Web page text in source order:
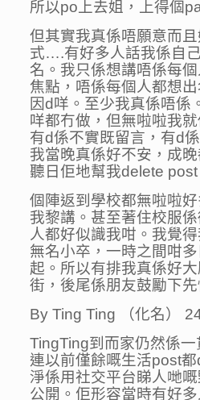
所以po上去姐，上得個
但其實我真係唔願意而
式….有好多人話我係自
名。我只係想講唔係每
焦點，唔係每個人都想
因d咩。至少我真係唔係
咩都冇做，但無啦啦我就
有d係不實既留言，有d
我當晚真係好不安，成
聽日佢地幫我delete post
個陣返到學校都無啦啦
我黎講。甚至著住校服
人都好似識我咁。我覺
無名小卒，一時之間咁
起。所以有排我真係好
街，後尾係朋友鼓勵下先
By Ting Ting （化名）
TingTing到而家仍然係
連以前僅餘嘅生活post
淨係用社交平台睇人哋
公開。佢形容當時有好